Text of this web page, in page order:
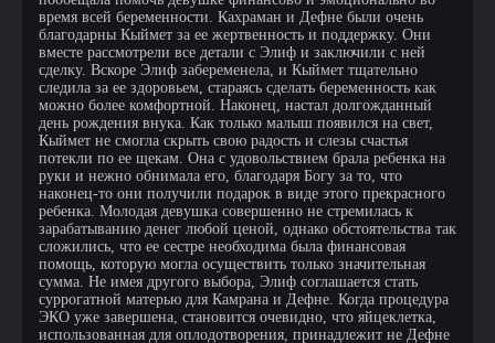
время всей беременности. Кахраман и Дефне были очень
благодарны Кыймет за ее жертвенность и поддержку. Они
вместе рассмотрели все детали с Элиф и заключили с ней
сделку. Вскоре Элиф забеременела, и Кыймет тщательно
следила за ее здоровьем, стараясь сделать беременность как
можно более комфортной. Наконец, настал долгожданный
день рождения внука. Как только малыш появился на свет,
Кыймет не смогла скрыть свою радость и слезы счастья
потекли по ее щекам. Она с удовольствием брала ребенка на
руки и нежно обнимала его, благодаря Богу за то, что
наконец-то они получили подарок в виде этого прекрасного
ребенка. Молодая девушка совершенно не стремилась к
зарабатыванию денег любой ценой, однако обстоятельства так
сложились, что ее сестре необходима была финансовая
помощь, которую могла осуществить только значительная
сумма. Не имея другого выбора, Элиф соглашается стать
суррогатной матерью для Камрана и Дефне. Когда процедура
ЭКО уже завершена, становится очевидно, что яйцеклетка,
использованная для оплодотворения, принадлежит не Дефне